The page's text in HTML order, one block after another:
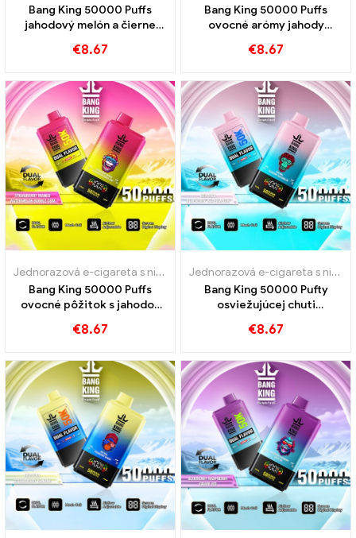
Bang King 50000 Puffs
jahodový melón a čierne
€8.67
Bang King 50000 Puffs
ovocné arómy jahody
intenzívny zážitok z pary
€8.67
Jednorazová e-cigareta s nikotínom ,Jednorazové e-cigarety,
Bang King 50000 Puffs
ovocné pôžitok s jahodou
€8.67
Jednorazová e-cigareta s nikotínom
Bang King 50000 Pufty
osviežujúcej chuti
čučoriedky
€8.67